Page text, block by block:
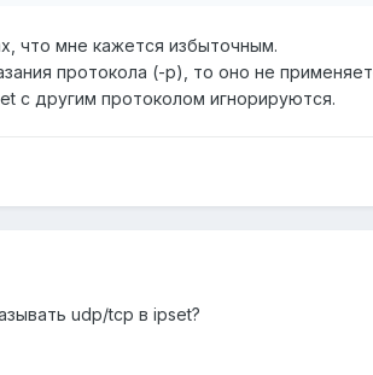
что мне кажется избыточным.
протокола (-p), то оно не
с другим протоколом игнорируются.
udp/tcp в ipset?